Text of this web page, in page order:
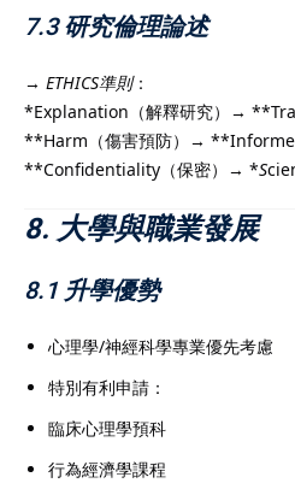
7.3 研究倫理論述
→ ETHICS準則：
*Explanation（解釋研究）→
**Harm（傷害預防）→
**Confidentiality（保密）→ *S
8. 大學與職業發展
8.1 升學優勢
心理學/神經科學專業優先考慮
特別有利申請：
臨床心理學預科
行為經濟學課程